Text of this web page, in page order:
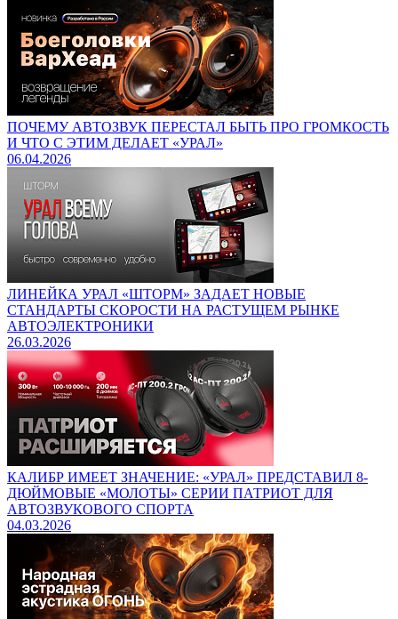
ПОЧЕМУ АВТОЗВУК ПЕРЕСТАЛ БЫТЬ ПРО ГРОМКОСТЬ
И ЧТО С ЭТИМ ДЕЛАЕТ «УРАЛ»
06.04.2026
ЛИНЕЙКА УРАЛ «ШТОРМ» ЗАДАЕТ НОВЫЕ
СТАНДАРТЫ СКОРОСТИ НА РАСТУЩЕМ РЫНКЕ
АВТОЭЛЕКТРОНИКИ
26.03.2026
КАЛИБР ИМЕЕТ ЗНАЧЕНИЕ: «УРАЛ» ПРЕДСТАВИЛ 8-
ДЮЙМОВЫЕ «МОЛОТЫ» СЕРИИ ПАТРИОТ ДЛЯ
АВТОЗВУКОВОГО СПОРТА
04.03.2026